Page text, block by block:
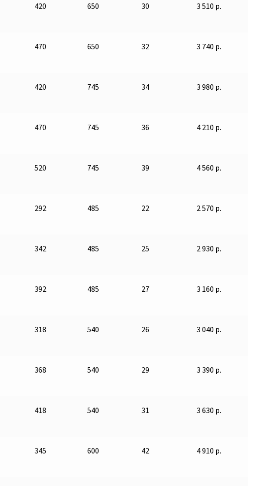
420 650 30 3 510 р.
470 650 32 3 740 р.
420 745 34 3 980 р.
470 745 36 4 210 р.
520 745 39 4 560 р.
292 485 22 2 570 р.
342 485 25 2 930 р.
392 485 27 3 160 р.
318 540 26 3 040 р.
368 540 29 3 390 р.
418 540 31 3 630 р.
345 600 42 4 910 р.